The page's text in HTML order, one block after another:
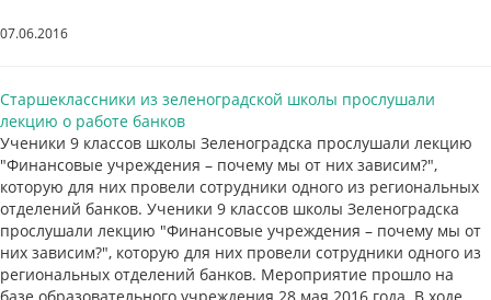
07.06.2016
Старшеклассники из зеленоградской школы прослушали
лекцию о работе банков
Ученики 9 классов школы Зеленоградска прослушали лекцию
"Финансовые учреждения – почему мы от них зависим?",
которую для них провели сотрудники одного из региональных
отделений банков. Ученики 9 классов школы Зеленоградска
прослушали лекцию "Финансовые учреждения – почему мы от
них зависим?", которую для них провели сотрудники одного из
региональных отделений банков. Мероприятие прошло на